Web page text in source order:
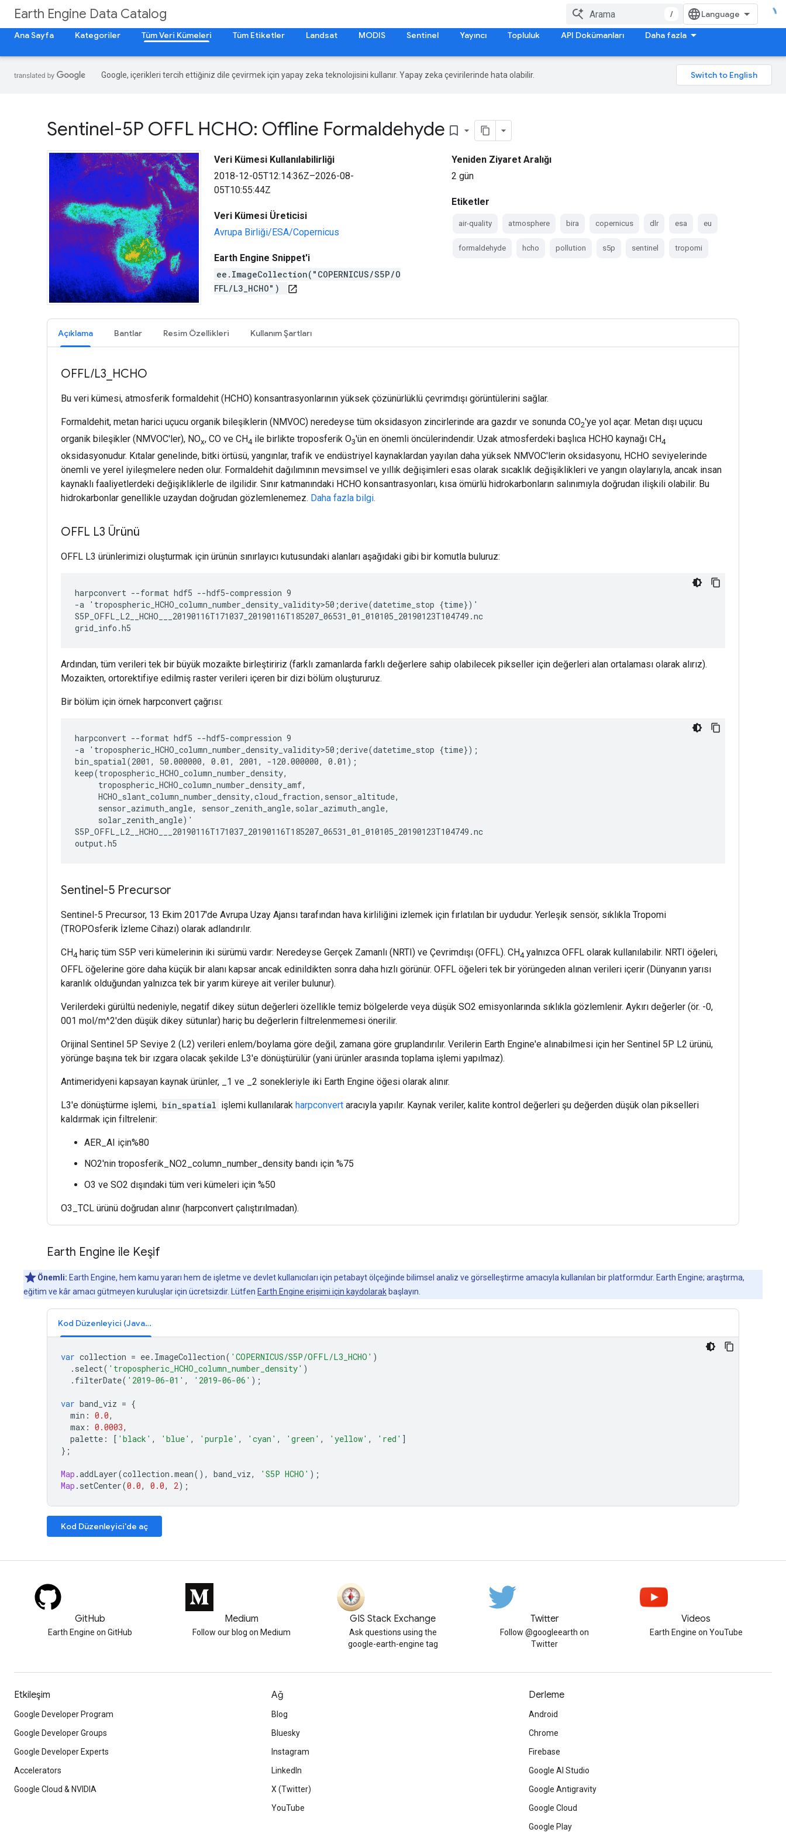
Earth Engine Data Catalog
/
Ana Sayfa
Kategoriler Tüm Veri Kümeleri Tüm Etiketler Landsat MODIS Sentinel Yayıncı Topluluk API Dokümanları Daha fazla
Google, içerikleri tercih ettiğiniz dile çevirmek için yapay zeka teknolojisini kullanır. Yapay zeka çevirilerinde hata olabilir.
Sentinel-5P OFFL HCHO: Offline Formaldehyde bookmark_border
Veri Kümesi Kullanılabilirliği
2018-12-05T12:14:36Z–2026-08-
05T10:55:44Z
Veri Kümesi Üreticisi
Avrupa Birliği/ESA/Copernicus
Earth Engine Snippet'i
ee.ImageCollection("COPERNICUS/S5P/O
FFL/L3_HCHO")
open_in_new
Yeniden Ziyaret Aralığı
2 gün
Etiketler
air-quality atmosphere bira copernicus dlr esa eu
formaldehyde hcho pollution s5p sentinel tropomi
Açıklama Bantlar Resim Özellikleri Kullanım Şartları
OFFL/L3_HCHO
Bu veri kümesi, atmosferik formaldehit (HCHO) konsantrasyonlarının yüksek çözünürlüklü çevrimdışı görüntülerini sağlar.
Formaldehit, metan harici uçucu organik bileşiklerin (NMVOC) neredeyse tüm oksidasyon zincirlerinde ara gazdır ve sonunda CO2'ye yol açar. Metan dışı uçucu
organik bileşikler (NMVOC'ler), NOx, CO ve CH4 ile birlikte troposferik O3'ün en önemli öncülerindendir. Uzak atmosferdeki başlıca HCHO kaynağı CH4
oksidasyonudur. Kıtalar genelinde, bitki örtüsü, yangınlar, trafik ve endüstriyel kaynaklardan yayılan daha yüksek NMVOC'lerin oksidasyonu, HCHO seviyelerinde
önemli ve yerel iyileşmelere neden olur. Formaldehit dağılımının mevsimsel ve yıllık değişimleri esas olarak sıcaklık değişiklikleri ve yangın olaylarıyla, ancak insan
kaynaklı faaliyetlerdeki değişikliklerle de ilgilidir. Sınır katmanındaki HCHO konsantrasyonları, kısa ömürlü hidrokarbonların salınımıyla doğrudan ilişkili olabilir. Bu
hidrokarbonlar genellikle uzaydan doğrudan gözlemlenemez. Daha fazla bilgi.
OFFL L3 Ürünü
OFFL L3 ürünlerimizi oluşturmak için ürünün sınırlayıcı kutusundaki alanları aşağıdaki gibi bir komutla buluruz:
harpconvert --format hdf5 --hdf5-compression 9
-a 'tropospheric_HCHO_column_number_density_validity>50;derive(datetime_stop {time})'
S5P_OFFL_L2__HCHO___20190116T171037_20190116T185207_06531_01_010105_20190123T104749.nc
Ardından, tüm verileri tek bir büyük mozaikte birleştiririz (farklı zamanlarda farklı değerlere sahip olabilecek pikseller için değerleri alan ortalaması olarak alırız).
Mozaikten, ortorektifiye edilmiş raster verileri içeren bir dizi bölüm oluştururuz.
Bir bölüm için örnek harpconvert çağrısı:
harpconvert --format hdf5 --hdf5-compression 9
-a 'tropospheric_HCHO_column_number_density_validity>50;derive(datetime_stop {time});
bin_spatial(2001, 50.000000, 0.01, 2001, -120.000000, 0.01);
keep(tropospheric_HCHO_column_number_density,
     tropospheric_HCHO_column_number_density_amf,
     HCHO_slant_column_number_density,cloud_fraction,sensor_altitude,
     sensor_azimuth_angle, sensor_zenith_angle,solar_azimuth_angle,
     solar_zenith_angle)'
S5P_OFFL_L2__HCHO___20190116T171037_20190116T185207_06531_01_010105_20190123T104749.nc
Sentinel-5 Precursor
Sentinel-5 Precursor, 13 Ekim 2017'de Avrupa Uzay Ajansı tarafından hava kirliliğini izlemek için fırlatılan bir uydudur. Yerleşik sensör, sıklıkla Tropomi
(TROPOsferik İzleme Cihazı) olarak adlandırılır.
CH4 hariç tüm S5P veri kümelerinin iki sürümü vardır: Neredeyse Gerçek Zamanlı (NRTI) ve Çevrimdışı (OFFL). CH4 yalnızca OFFL olarak kullanılabilir. NRTI öğeleri,
OFFL öğelerine göre daha küçük bir alanı kapsar ancak edinildikten sonra daha hızlı görünür. OFFL öğeleri tek bir yörüngeden alınan verileri içerir (Dünyanın yarısı
karanlık olduğundan yalnızca tek bir yarım küreye ait veriler bulunur).
Verilerdeki gürültü nedeniyle, negatif dikey sütun değerleri özellikle temiz bölgelerde veya düşük SO2 emisyonlarında sıklıkla gözlemlenir. Aykırı değerler (ör. -0,
001 mol/m^2'den düşük dikey sütunlar) hariç bu değerlerin filtrelenmemesi önerilir.
Orijinal Sentinel 5P Seviye 2 (L2) verileri enlem/boylama göre değil, zamana göre gruplandırılır. Verilerin Earth Engine'e alınabilmesi için her Sentinel 5P L2 ürünü,
yörünge başına tek bir ızgara olacak şekilde L3'e dönüştürülür (yani ürünler arasında toplama işlemi yapılmaz).
Antimeridyeni kapsayan kaynak ürünler, _1 ve _2 sonekleriyle iki Earth Engine öğesi olarak alınır.
L3'e dönüştürme işlemi, bin_spatial işlemi kullanılarak harpconvert aracıyla yapılır. Kaynak veriler, kalite kontrol değerleri şu değerden düşük olan pikselleri
kaldırmak için filtrelenir:
AER_AI için%80
NO2'nin troposferik_NO2_column_number_density bandı için %75
O3 ve SO2 dışındaki tüm veri kümeleri için %50
O3_TCL ürünü doğrudan alınır (harpconvert çalıştırılmadan).
Earth Engine ile Keşif
Önemli: Earth Engine, hem kamu yararı hem de işletme ve devlet kullanıcıları için petabayt ölçeğinde bilimsel analiz ve görselleştirme amacıyla kullanılan bir platformdur. Earth Engine; araştırma,
eğitim ve kâr amacı gütmeyen kuruluşlar için ücretsizdir. Lütfen Earth Engine erişimi için kaydolarak başlayın.
Kod Düzenleyici (JavaScript)
var collection = ee. ImageCollection( 'COPERNICUS/S5P/OFFL/L3_HCHO' )
. select( 'tropospheric_HCHO_column_number_density' )
. filterDate( '2019-06-01' , '2019-06-06' );
var band_viz = {
min : 0.0,
max : 0.0003,
palette : [ 'black' , 'blue' , 'purple' , 'cyan' , 'green' , 'yellow' , 'red' ]
};
Map .addLayer(collection .mean(), band_viz, 'S5P HCHO' );
Map . setCenter(0.0, 0.0, 2);
Kod Düzenleyici'de aç
GitHub
Earth Engine on GitHub
Medium
Follow our blog on Medium
GIS Stack Exchange
Ask questions using the
google-earth-engine tag
Twitter
Follow @googleearth on
Twitter
Videos
Earth Engine on YouTube
Etkileşim
Google Developer Program
Google Developer Groups
Google Developer Experts
Accelerators
Google Cloud & NVIDIA
Ağ
Blog
Bluesky
Instagram
LinkedIn
X (Twitter)
YouTube
Derleme
Android
Chrome
Firebase
Google AI Studio
Google Antigravity
Google Cloud
Google Play